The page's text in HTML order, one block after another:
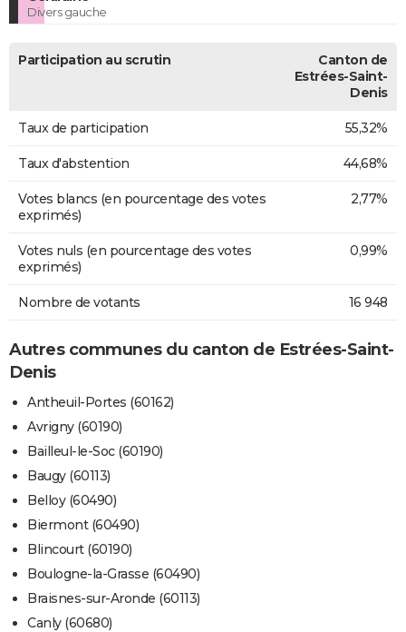
Divers gauche
Participation au scrutin
Canton de
Estrées-Saint-
Denis
Taux de participation 55,32%
Taux d'abstention 44,68%
Votes blancs (en pourcentage des votes
exprimés)
2,77%
Votes nuls (en pourcentage des votes
exprimés)
0,99%
Nombre de votants 16 948
Autres communes du canton de Estrées-Saint-
Denis
Antheuil-Portes (60162)
Avrigny (60190)
Bailleul-le-Soc (60190)
Baugy (60113)
Belloy (60490)
Biermont (60490)
Blincourt (60190)
Boulogne-la-Grasse (60490)
Braisnes-sur-Aronde (60113)
Canly (60680)